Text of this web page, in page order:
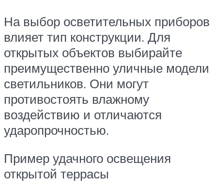
На выбор осветительных приборов
влияет тип конструкции. Для
открытых объектов выбирайте
преимущественно уличные модели
светильников. Они могут
противостоять влажному
воздействию и отличаются
ударопрочностью.
Пример удачного освещения
открытой террасы